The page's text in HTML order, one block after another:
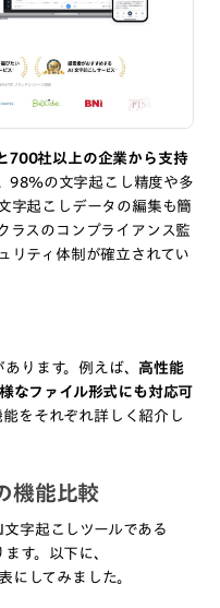
700社以上の企業から支持
98％の文字起こし精度や多
字起こしデータの編集も簡
ラスのコンプライアンス監
リティ体制が確立されてい
ります。例えば、 高性能
なファイル形式にも対応可
をそれぞれ詳しく紹介し
機能比較
字起こしツールである
す。以下に、
にしてみました。